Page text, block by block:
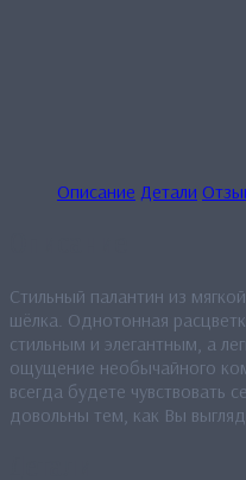
Описание Детали
Стильный палантин из
шёлка. Однотонная
стильным и элегантным, а
ощущение необычайного
всегда будете чувствовать
довольны тем, как Вы